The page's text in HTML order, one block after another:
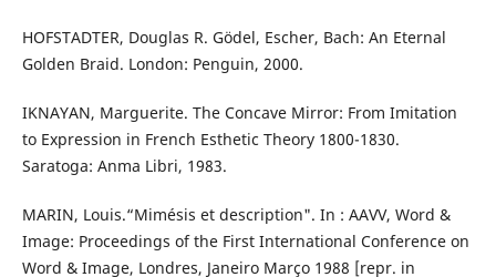
HOFSTADTER, Douglas R. Gödel, Escher, Bach: An Eternal
Golden Braid. London: Penguin, 2000.
IKNAYAN, Marguerite. The Concave Mirror: From Imitation
to Expression in French Esthetic Theory 1800-1830.
Saratoga: Anma Libri, 1983.
MARIN, Louis.“Mimésis et description". In : AAVV, Word &
Image: Proceedings of the First International Conference on
Word & Image, Londres, Janeiro Março 1988 [repr. in